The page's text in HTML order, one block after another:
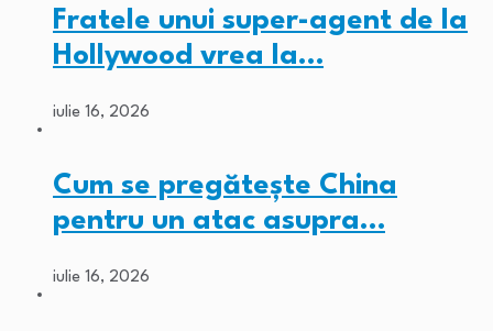
Fratele unui super-agent de la
Hollywood vrea la…
iulie 16, 2026
Cum se pregătește China
pentru un atac asupra…
iulie 16, 2026